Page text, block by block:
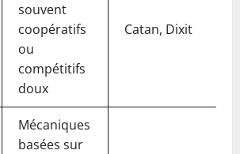
souvent
coopératifs
ou
compétitifs
doux
Catan, Dixit
Mécaniques
basées sur